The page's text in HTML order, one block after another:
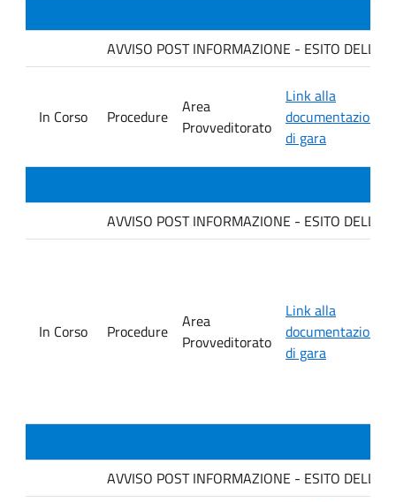
AVVISO POST INFORMAZIONE - ESITO
In Corso Procedure
Area
Provveditorato
Link alla
documentazione
di gara
AVVISO POST INFORMAZIONE - ESITO
In Corso Procedure
Area
Provveditorato
Link alla
documentazione
di gara
AVVISO POST INFORMAZIONE - ESITO